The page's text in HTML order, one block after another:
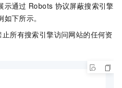
示通过 Robots 协议屏蔽搜索引擎
下所示。
止所有搜索引擎访问网站的任何资